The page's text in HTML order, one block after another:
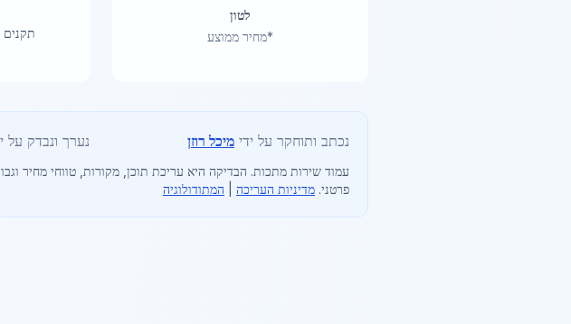
לטון
*מחיר ממוצע
תקנים
נכתב ותוחקר על ידי מיכל רוזן נערך ונבדק על
עמוד שירות מתכות. הבדיקה היא עריכת תוכן, מקורות, טווחי מחיר
פרטני. מדיניות העריכה המתודולוגיה